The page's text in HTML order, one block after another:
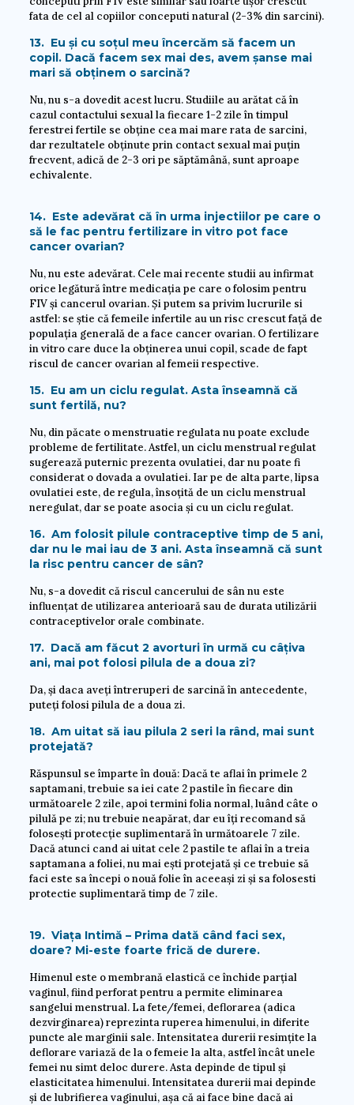
fata de cel al copiilor conceputi natural (2-3% din sarcini).
13. Eu și cu soțul meu încercăm să facem un
copil. Dacă facem sex mai des, avem șanse mai
mari să obținem o sarcină?
Nu, nu s-a dovedit acest lucru. Studiile au arătat că în
cazul contactului sexual la fiecare 1-2 zile în timpul
ferestrei fertile se obține cea mai mare rata de sarcini,
dar rezultatele obținute prin contact sexual mai puțin
frecvent, adică de 2-3 ori pe săptămână, sunt aproape
echivalente.
14. Este adevărat că în urma injectiilor pe care o
să le fac pentru fertilizare in vitro pot face
cancer ovarian?
Nu, nu este adevărat. Cele mai recente studii au infirmat
orice legătură între medicația pe care o folosim pentru
FIV și cancerul ovarian. Și putem sa privim lucrurile si
astfel: se știe că femeile infertile au un risc crescut față de
populația generală de a face cancer ovarian. O fertilizare
in vitro care duce la obținerea unui copil, scade de fapt
riscul de cancer ovarian al femeii respective.
15. Eu am un ciclu regulat. Asta înseamnă că
sunt fertilă, nu?
Nu, din păcate o menstruatie regulata nu poate exclude
probleme de fertilitate. Astfel, un ciclu menstrual regulat
sugerează puternic prezenta ovulatiei, dar nu poate fi
considerat o dovada a ovulatiei. Iar pe de alta parte, lipsa
ovulatiei este, de regula, însoțită de un ciclu menstrual
neregulat, dar se poate asocia și cu un ciclu regulat.
16. Am folosit pilule contraceptive timp de 5 ani,
dar nu le mai iau de 3 ani. Asta înseamnă că sunt
la risc pentru cancer de sân?
Nu, s-a dovedit că riscul cancerului de sân nu este
influențat de utilizarea anterioară sau de durata utilizării
contraceptivelor orale combinate.
17. Dacă am făcut 2 avorturi în urmă cu câțiva
ani, mai pot folosi pilula de a doua zi?
Da, și daca aveți întreruperi de sarcină în antecedente,
puteți folosi pilula de a doua zi.
18. Am uitat să iau pilula 2 seri la rând, mai sunt
protejată?
Răspunsul se împarte în două: Dacă te aflai în primele 2
saptamani, trebuie sa iei cate 2 pastile în fiecare din
următoarele 2 zile, apoi termini folia normal, luând câte o
pilulă pe zi; nu trebuie neapărat, dar eu îți recomand să
folosești protecție suplimentară în următoarele 7 zile.
Dacă atunci cand ai uitat cele 2 pastile te aflai în a treia
saptamana a foliei, nu mai ești protejată și ce trebuie să
faci este sa începi o nouă folie în aceeași zi și sa folosesti
protectie suplimentară timp de 7 zile.
19. Viața Intimă – Prima dată când faci sex,
doare? Mi-este foarte frică de durere.
Himenul este o membrană elastică ce închide parțial
vaginul, fiind perforat pentru a permite eliminarea
sangelui menstrual. La fete/femei, deflorarea (adica
dezvirginarea) reprezinta ruperea himenului, in diferite
puncte ale marginii sale. Intensitatea durerii resimțite la
deflorare variază de la o femeie la alta, astfel încât unele
femei nu simt deloc durere. Asta depinde de tipul și
elasticitatea himenului. Intensitatea durerii mai depinde
și de lubrifierea vaginului, așa că ai face bine dacă ai